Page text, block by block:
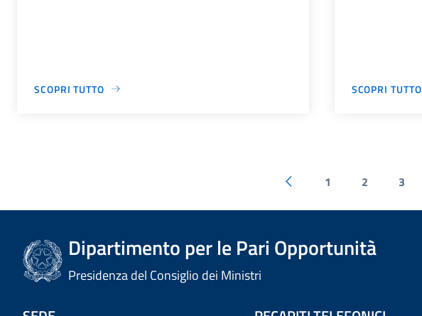
SCOPRI TUTTO SCOPRI TUTTO
1 2 3
Dipartimento per le Pari Opportunità
Presidenza del Consiglio dei Ministri